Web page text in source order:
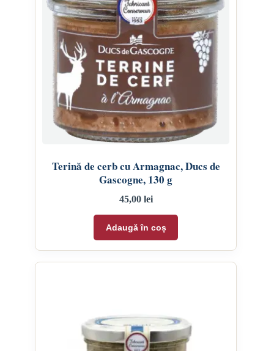
Terină de cerb cu Armagnac, Ducs de
Gascogne, 130 g
45,00 lei
Adaugă în coș